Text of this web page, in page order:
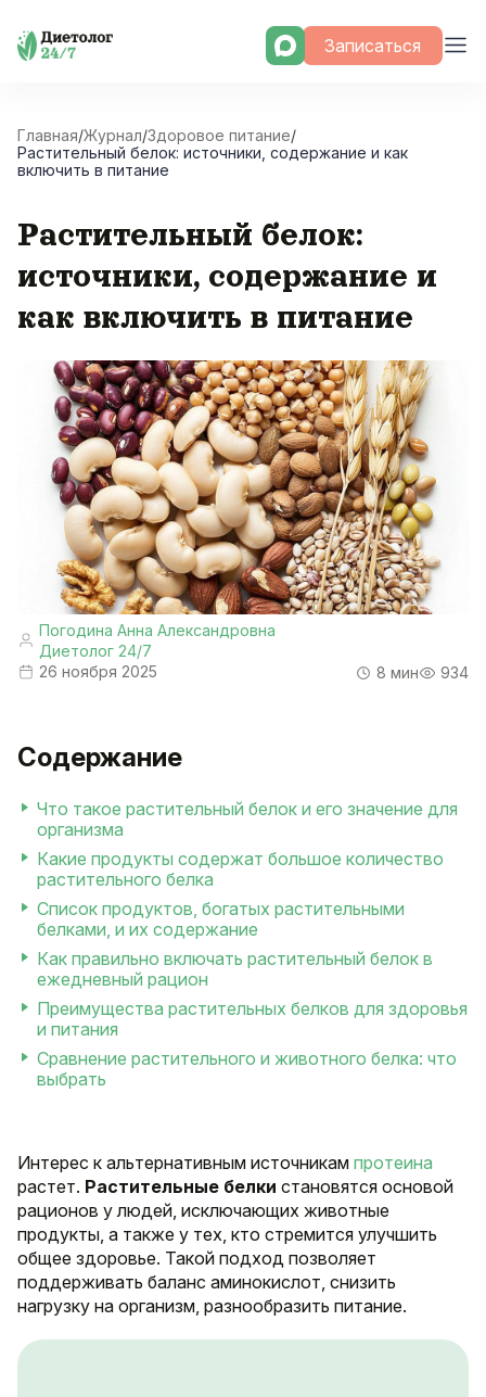
Skip
Записаться
Главная/Журнал/Здоровое питание/
Растительный белок: источники, содержание и как
включить в питание
Растительный белок:
источники, содержание и
как включить в питание
Погодина Анна Александровна
Диетолог 24/7
26 ноября 2025
8 мин 934
Содержание
Что такое растительный белок и его значение для
организма
Какие продукты содержат большое количество
растительного белка
Список продуктов, богатых растительными
белками, и их содержание
Как правильно включать растительный белок в
ежедневный рацион
Преимущества растительных белков для здоровья
и питания
Сравнение растительного и животного белка: что
выбрать
Интерес к альтернативным источникам протеина
растет. Растительные белки становятся основой
рационов у людей, исключающих животные
продукты, а также у тех, кто стремится улучшить
общее здоровье. Такой подход позволяет
поддерживать баланс аминокислот, снизить
нагрузку на организм, разнообразить питание.